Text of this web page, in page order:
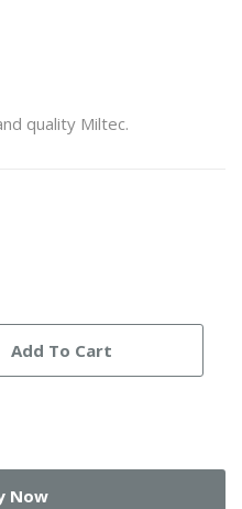
quality Miltec.
Add To Cart
Now